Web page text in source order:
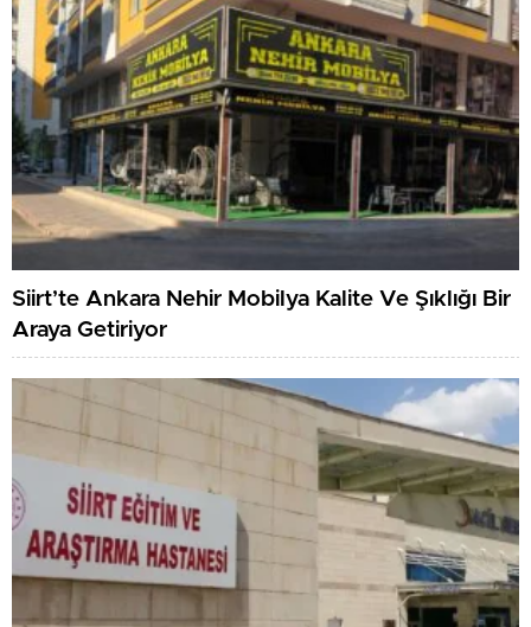
Siirt’te Ankara Nehir Mobilya Kalite Ve Şıklığı Bir
Araya Getiriyor